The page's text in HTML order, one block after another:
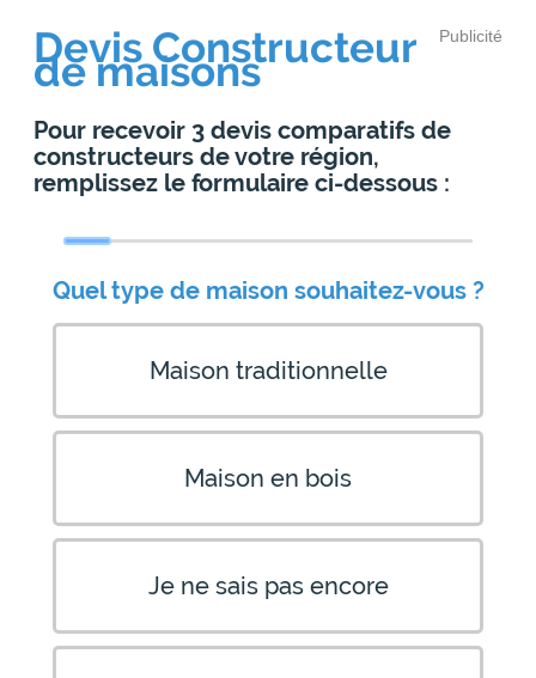
Publicité
Devis Constructeur
de maisons
Pour recevoir 3 devis comparatifs de
constructeurs de votre région,
remplissez le formulaire ci-dessous :
Quel type de maison souhaitez-vous ?
Maison traditionnelle
Maison en bois
Je ne sais pas encore